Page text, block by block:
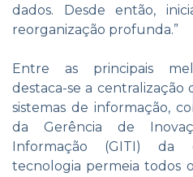
dados. Desde então,
reorganização profunda.”
Entre as principais
destaca-se a centralização
sistemas de informação,
da Gerência de
Informação (GITI) da
tecnologia permeia todos